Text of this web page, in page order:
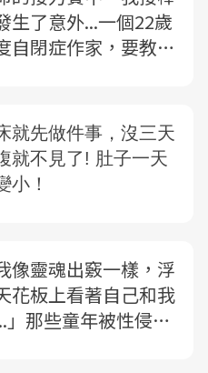
生了意外...一個22歲
自閉症作家，要教你
像靈魂出竅一樣，浮
花板上看著自己和我
」那些童年被性侵的